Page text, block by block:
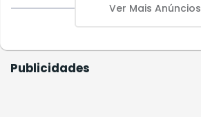
Ver Mais Anúncios
Publicidades